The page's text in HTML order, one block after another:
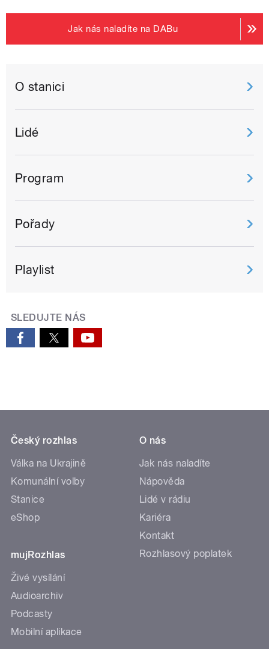
Jak nás naladíte na DABu
O stanici
Lidé
Program
Pořady
Playlist
SLEDUJTE NÁS
Český rozhlas
Válka na Ukrajině
Komunální volby
Stanice
eShop
mujRozhlas
Živé vysílání
Audioarchiv
Podcasty
Mobilní aplikace
O nás
Jak nás naladíte
Nápověda
Lidé v rádiu
Kariéra
Kontakt
Rozhlasový poplatek